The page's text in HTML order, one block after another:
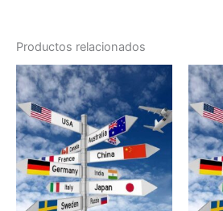
Productos relacionados